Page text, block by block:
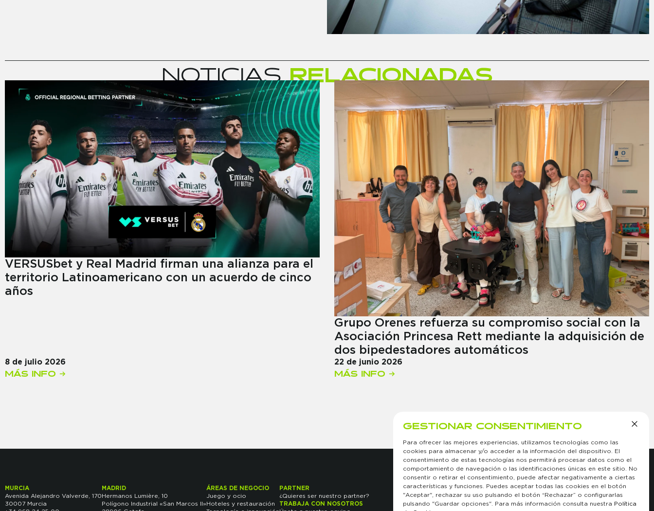
GESTIONAR CONSENTIMIENTO
Para ofrecer las mejores experiencias, utilizamos tecnologías como las
cookies para almacenar y/o acceder a la información del dispositivo. El
consentimiento de estas tecnologías nos permitirá procesar datos como el
comportamiento de navegación o las identificaciones únicas en este sitio. No
consentir o retirar el consentimiento, puede afectar negativamente a ciertas
características y funciones. Puedes aceptar todas las cookies en el botón
"Aceptar", rechazar su uso pulsando el botón “Rechazar” o configurarlas
pulsando "Guardar opciones". Para más información consulta nuestra
Política
NOTIC I A S REL A CION A DA S
VERSUSbet y Real Madrid firman una alianza para el
territorio Latinoamericano con un acuerdo de cinco
años
8 de julio 2026
MÁS INFO →
Grupo Orenes refuerza su compromiso social con la
Asociación Princesa Rett mediante la adquisición de
dos bipedestadores automáticos
22 de junio 2026
MÁS INFO →
MURCIA
Avenida Alejandro Valverde, 170
30007 Murcia
MADRID
Hermanos Lumière, 10
Polígono Industrial «San Marcos II»
ÁREAS DE NEGOCIO
Juego y ocio
Hoteles y restauración
PARTNER
¿Quieres ser nuestro partner?
TRABAJA CON NOSOTROS
CONTACTO
Contacta con nosotros
Canal ético
SÍGUENOS